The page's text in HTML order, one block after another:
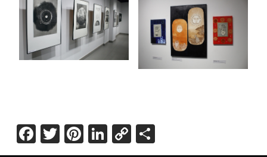
Facebook
Twitter
Pinterest
LinkedIn
CopyShare